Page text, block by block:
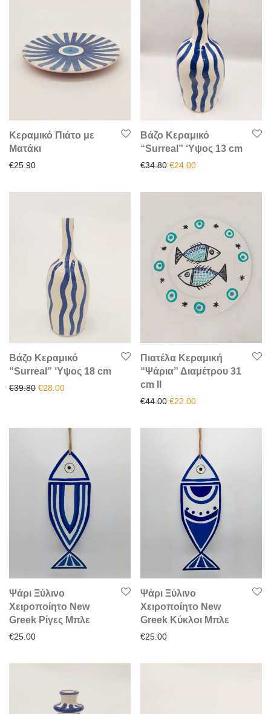
Κεραμικό Πιάτο με
Ματάκι
€25.90
Βάζο Κεραμικό
“Surreal” ‘Υψος 13 cm
€34.80 Original price was: €34.80.
€24.00Η τρέχουσα τιμή
Βάζο Κεραμικό
“Surreal” ‘Υψος 18 cm
€39.80 Original price was: €39.80.
€28.00Η τρέχουσα τιμή είναι: €28.00.
Πιατέλα Κεραμική
“Ψάρια” Διαμέτρου 31
cm IΙ
€44.00 Original price was: €44.00.
€22.00Η τρέχουσα τιμή
Ψάρι Ξύλινο
Χειροποίητο New
Greek Ρίγες Μπλε
€25.00
Ψάρι Ξύλινο
Χειροποίητο New
Greek Κύκλοι Μπλε
€25.00